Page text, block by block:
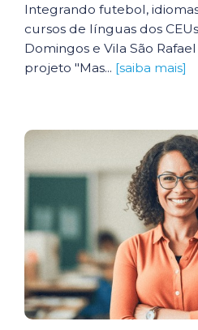
Integrando futebol,
cursos de línguas dos
Domingos e Vila São
projeto "Mas... [saiba mais]